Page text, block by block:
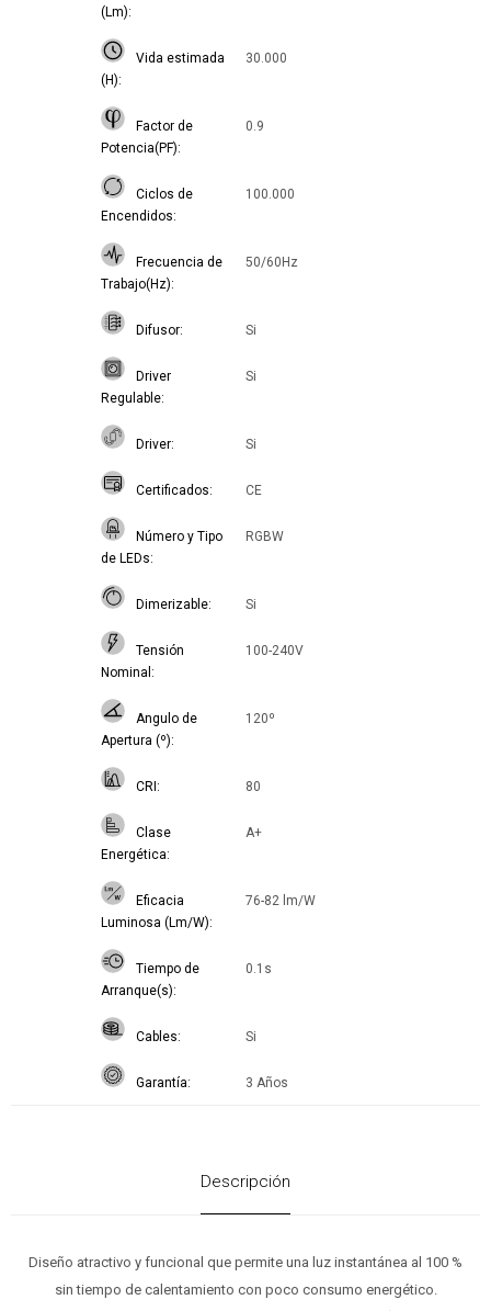
(Lm)
Vida estimada
(H)
30.000
Factor de
Potencia(PF)
0.9
Ciclos de
Encendidos
100.000
Frecuencia de
Trabajo(Hz)
50/60Hz
Difusor Si
Driver
Regulable
Si
Driver Si
Certificados CE
Número y Tipo
de LEDs
RGBW
Dimerizable Si
Tensión
Nominal
100-240V
Angulo de
Apertura (º)
120º
CRI 80
Clase
Energética
A+
Eficacia
Luminosa (Lm/W)
76-82 lm/W
Tiempo de
Arranque(s)
0.1s
Cables Si
Garantía 3 Años
Descripción
Diseño atractivo y funcional que permite una luz instantánea al 100 %
sin tiempo de calentamiento con poco consumo energético.